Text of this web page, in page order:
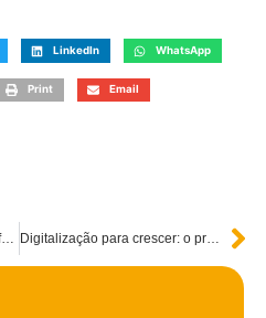
LinkedIn WhatsApp
Print Email
O MEI pode contratar quantos funcionários? Saiba como funciona, quanto custa e qual o limite para contratar Digitalização para crescer: o profissional liberal no mundo online